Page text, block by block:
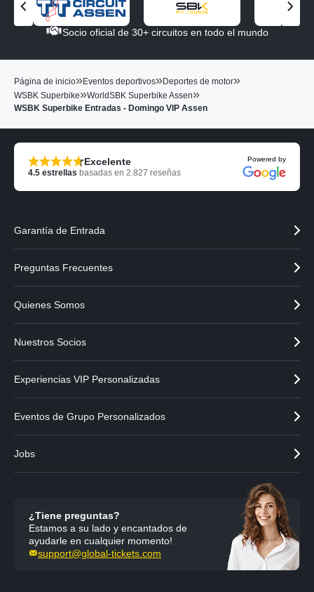
V
e
s
o
c
o
r
V
e
e
n
t
e
Socio oficial de 30+ circuitos en todo el mundo
Página de inicio»Eventos deportivos»Deportes de motor»
WSBK Superbike»WorldSBK Superbike Assen»
WSBK Superbike Entradas - Domingo VIP Assen
Excelente
4.5 estrellas basadas en 2.827 reseñas
Powered by
Garantía de Entrada
Preguntas Frecuentes
Quienes Somos
Nuestros Socios
Experiencias VIP Personalizadas
Eventos de Grupo Personalizados
Jobs
¿Tiene preguntas?
Estamos a su lado y encantados de
ayudarle en cualquier momento!
support@global-tickets.com